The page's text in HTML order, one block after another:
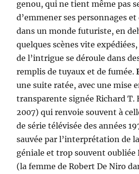
genou, qui ne tient même pas
d’emmener ses personnages
dans un monde futuriste, en
quelques scènes vite
de l’intrigue se déroule dans
remplis de tuyaux et de fumée.
une suite ratée, avec une mise
transparente signée Richard
2007) qui renvoie souvent à
de série télévisée des années
sauvée par l’interprétation de
géniale et trop souvent oubliée
(la femme de Robert De Niro